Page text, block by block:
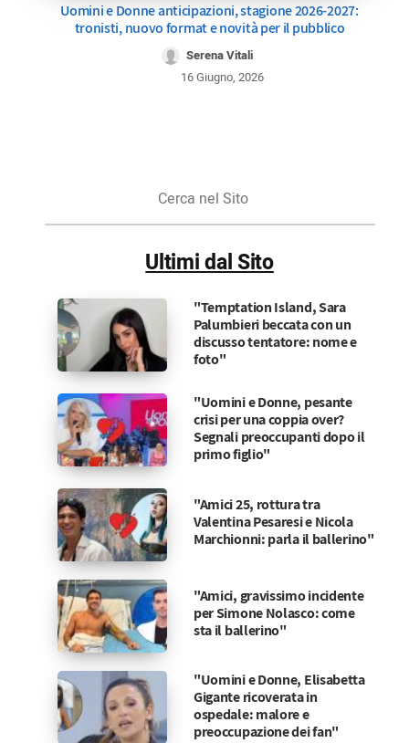
Uomini e Donne anticipazioni, stagione 2026-2027:
tronisti, nuovo format e novità per il pubblico
Serena Vitali
16 Giugno, 2026
Sito
Ultimi dal Sito
"Temptation Island, Sara
Palumbieri beccata con un
discusso tentatore: nome e
foto"
"Uomini e Donne, pesante
crisi per una coppia over?
Segnali preoccupanti dopo il
primo figlio"
"Amici 25, rottura tra
Valentina Pesaresi e Nicola
Marchionni: parla il ballerino"
"Amici, gravissimo incidente
per Simone Nolasco: come
sta il ballerino"
"Uomini e Donne, Elisabetta
Gigante ricoverata in
ospedale: malore e
preoccupazione dei fan"